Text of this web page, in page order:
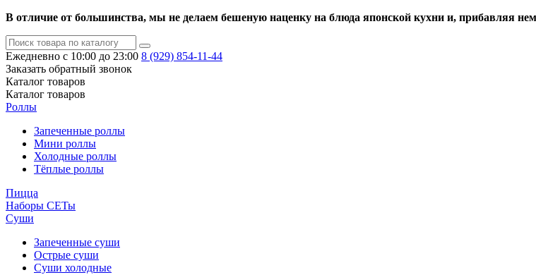
В отличие от большинства, мы не делаем бешеную наценку на блюда японской кухни и, прибавляя
Ежедневно с 10:00 до 23:00 8 (929) 854-11-44
Заказать обратный звонок
Каталог товаров
Каталог товаров
Роллы
Запеченные роллы
Мини роллы
Холодные роллы
Тёплые роллы
Пицца
Наборы СЕТы
Суши
Запеченные суши
Острые суши
Суши холодные